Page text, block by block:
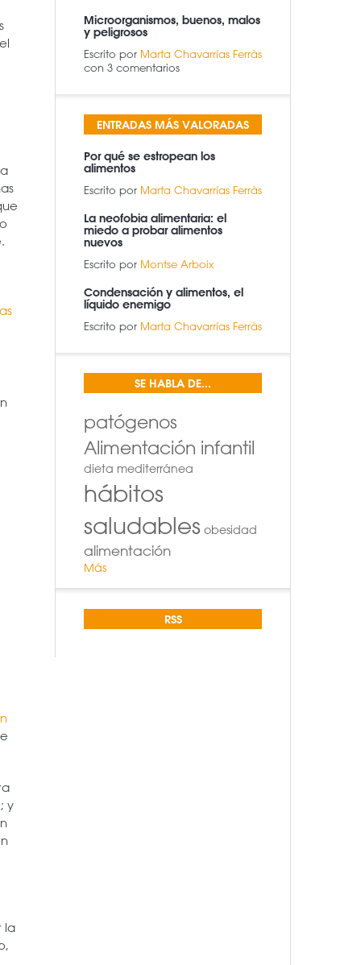
y
la
Microorganismos, buenos, malos
y peligrosos
Escrito por Marta Chavarrías Ferràs
con 3 comentarios
ENTRADAS MÁS VALORADAS
Por qué se estropean los
alimentos
Escrito por Marta Chavarrías Ferràs
La neofobia alimentaria: el
miedo a probar alimentos
nuevos
Escrito por Montse Arboix
Condensación y alimentos, el
líquido enemigo
Escrito por Marta Chavarrías Ferràs
SE HABLA DE...
patógenos
Alimentación infantil
dieta mediterránea
hábitos
saludables obesidad
alimentación
Más
RSS